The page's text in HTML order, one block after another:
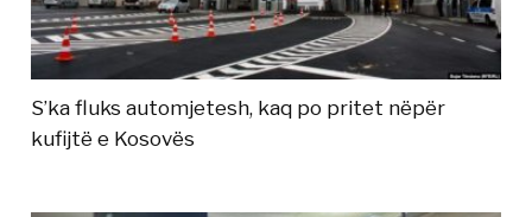
S’ka fluks automjetesh, kaq po pritet nëpër
kufijtë e Kosovës